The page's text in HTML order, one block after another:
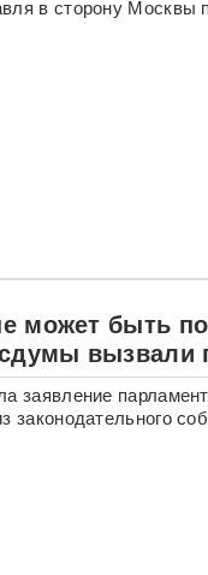
в сторону Москвы
может быть
вызвали
заявление
законодательного